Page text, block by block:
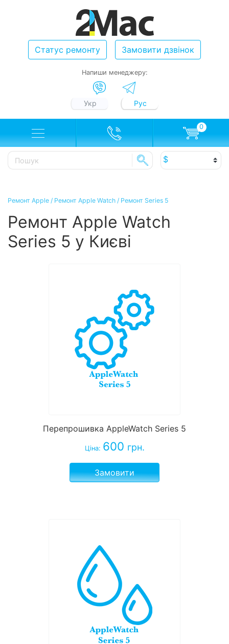
Статус ремонту Замовити дзвінок
Напиши менеджеру:
Укр Рус
0
Ремонт Apple / Ремонт Apple Watch / Ремонт Series 5
Ремонт Apple Watch
Series 5 у Києві
Перепрошивка AppleWatch Series 5
Ціна: 600 грн.
Замовити